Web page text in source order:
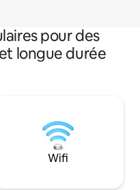
pour des
longue durée
Wifi